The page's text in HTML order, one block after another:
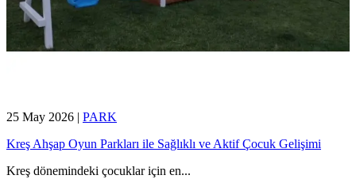
25 May 2026 | PARK
Kreş Ahşap Oyun Parkları ile Sağlıklı ve Aktif Çocuk Gelişimi
Kreş dönemindeki çocuklar için en...